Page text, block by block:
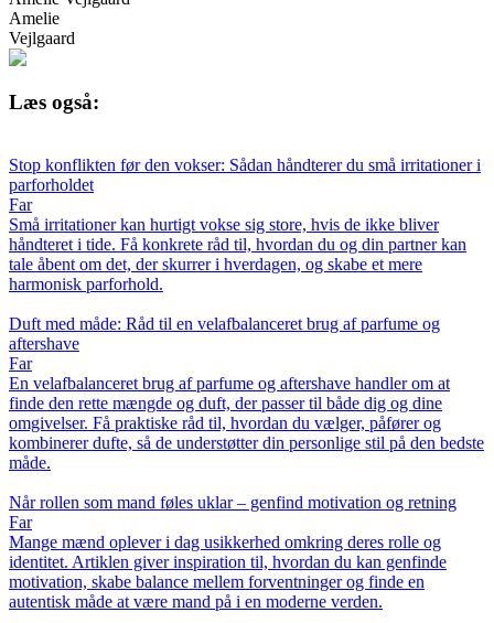
Amelie
Vejlgaard
Læs også:
Stop konflikten før den vokser: Sådan håndterer du små irritationer i
parforholdet
Far
Små irritationer kan hurtigt vokse sig store, hvis de ikke bliver
håndteret i tide. Få konkrete råd til, hvordan du og din partner kan
tale åbent om det, der skurrer i hverdagen, og skabe et mere
harmonisk parforhold.
Duft med måde: Råd til en velafbalanceret brug af parfume og
aftershave
Far
En velafbalanceret brug af parfume og aftershave handler om at
finde den rette mængde og duft, der passer til både dig og dine
omgivelser. Få praktiske råd til, hvordan du vælger, påfører og
kombinerer dufte, så de understøtter din personlige stil på den bedste
måde.
Når rollen som mand føles uklar – genfind motivation og retning
Far
Mange mænd oplever i dag usikkerhed omkring deres rolle og
identitet. Artiklen giver inspiration til, hvordan du kan genfinde
motivation, skabe balance mellem forventninger og finde en
autentisk måde at være mand på i en moderne verden.